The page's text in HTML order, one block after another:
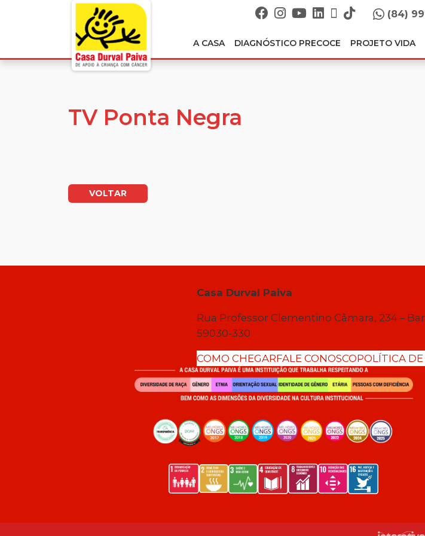
(84)
A CASA DIAGNÓSTICO PRECOCE PROJETO VIDA
TV Ponta Negra
VOLTAR
Casa Durval Paiva
Rua Professor Clementino Câmara, 234 –
59030-330
COMO CHEGARFALE CONOSCOPOLÍTICA